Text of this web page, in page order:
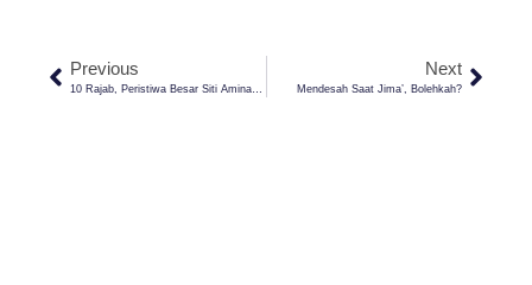
Previous
10 Rajab, Peristiwa Besar Siti Aminah Mengandung Nabi Muhammad Saw
Next
Mendesah Saat Jima’, Bolehkah?